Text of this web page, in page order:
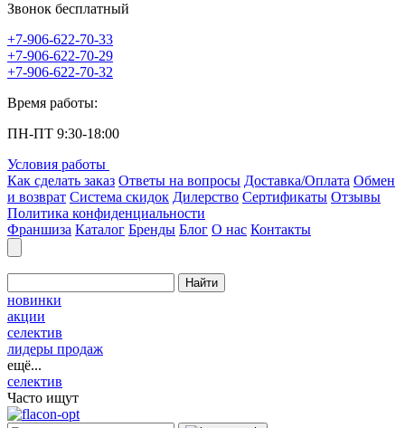
Звонок бесплатный
+7-906-622-70-33
+7-906-622-70-29
+7-906-622-70-32
Время работы:
ПН-ПТ 9:30-18:00
Условия работы
Как сделать заказ Ответы на вопросы Доставка/Оплата Обмен
и возврат Система скидок Дилерство Сертификаты Отзывы
Политика конфиденциальности
Франшиза Каталог Бренды Блог О нас Контакты
Найти
новинки
акции
селектив
лидеры продаж
ещё...
селектив
Часто ищут